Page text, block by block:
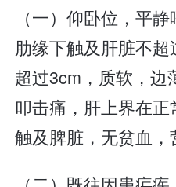
（一）仰卧位，平
肋缘下触及肝脏不
超过3cm，质软，边
叩击痛，肝上界在
触及脾脏，无贫血，